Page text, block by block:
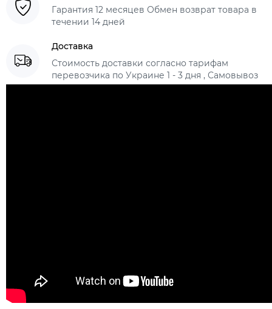
Гарантия 12 месяцев Обмен возврат товара в
течении 14 дней
Доставка
Стоимость доставки согласно тарифам
перевозчика по Украине 1 - 3 дня , Самовывоз